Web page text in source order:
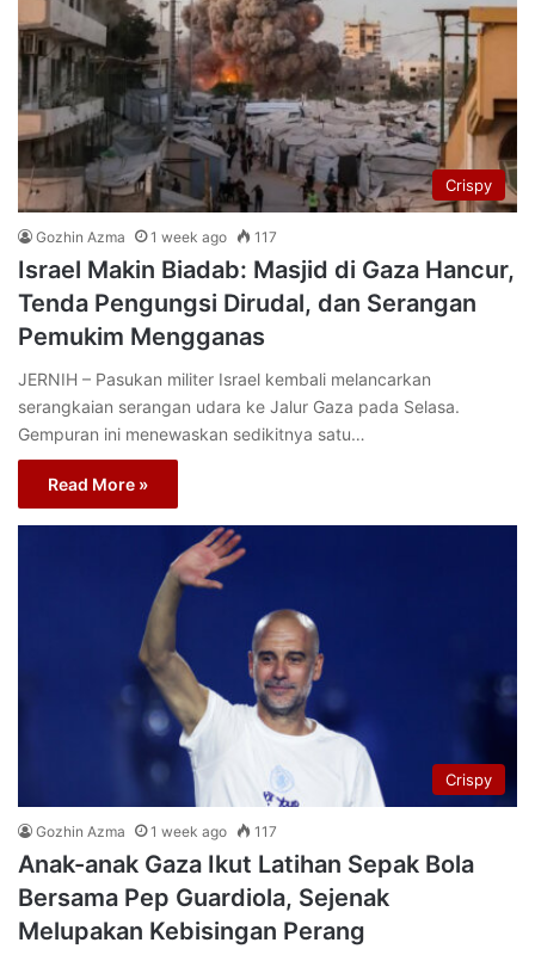
Crispy
Gozhin Azma 1 week ago 117
Israel Makin Biadab: Masjid di Gaza Hancur,
Tenda Pengungsi Dirudal, dan Serangan
Pemukim Mengganas
JERNIH – Pasukan militer Israel kembali melancarkan
serangkaian serangan udara ke Jalur Gaza pada Selasa.
Gempuran ini menewaskan sedikitnya satu…
Read More »
Crispy
Gozhin Azma 1 week ago 117
Anak-anak Gaza Ikut Latihan Sepak Bola
Bersama Pep Guardiola, Sejenak
Melupakan Kebisingan Perang